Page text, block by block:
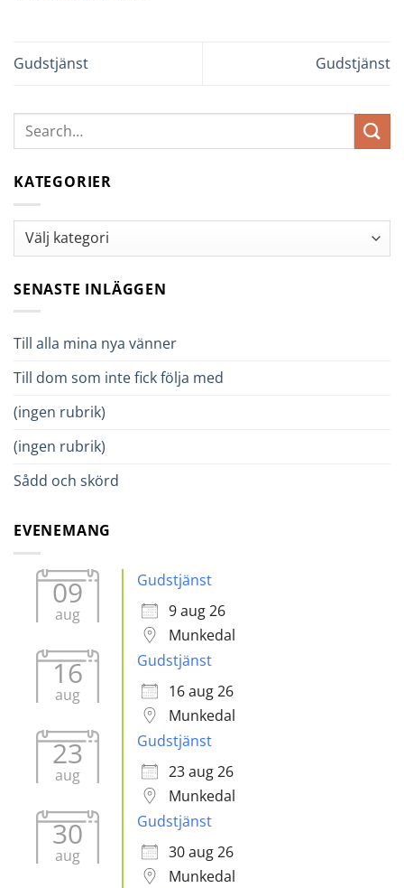
Gudstjänst Gudstjänst
KATEGORIER
Kategorier
SENASTE INLÄGGEN
Till alla mina nya vänner
Till dom som inte fick följa med
(ingen rubrik)
(ingen rubrik)
Sådd och skörd
EVENEMANG
09
aug
Gudstjänst
9 aug 26
Munkedal
16
aug
Gudstjänst
16 aug 26
Munkedal
23
aug
Gudstjänst
23 aug 26
Munkedal
30
aug
Gudstjänst
30 aug 26
Munkedal